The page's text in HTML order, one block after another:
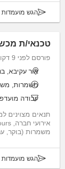
הגש מועמדות
טכנאי/ת
פורסם לפני 9 דקות
אור עקיבא,
משמרות,
עבודה
תנאים מצוינים
משמרות (בוקר,
הגש מועמדות